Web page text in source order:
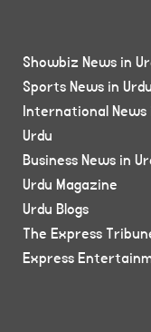
Showbiz News in
Sports News in Urdu
International News
Urdu
Business News in
Urdu Magazine
Urdu Blogs
The Express
Express